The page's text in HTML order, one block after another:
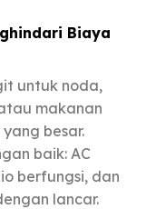
Biaya
untuk noda,
makanan
besar.
baik: AC
berfungsi, dan
lancar.